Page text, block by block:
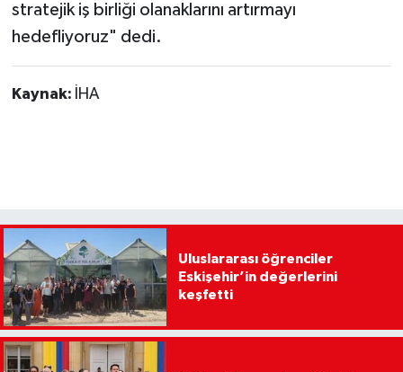
stratejik iş birliği olanaklarını artırmayı
hedefliyoruz" dedi.
Kaynak: İHA
Uluslararası öğrenciler
Eskişehir’in değerlerini
keşfetti